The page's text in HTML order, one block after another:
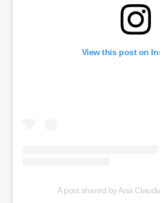
View this post on
A post shared by Ana